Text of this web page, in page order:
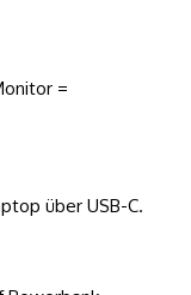
=
über USB-C.